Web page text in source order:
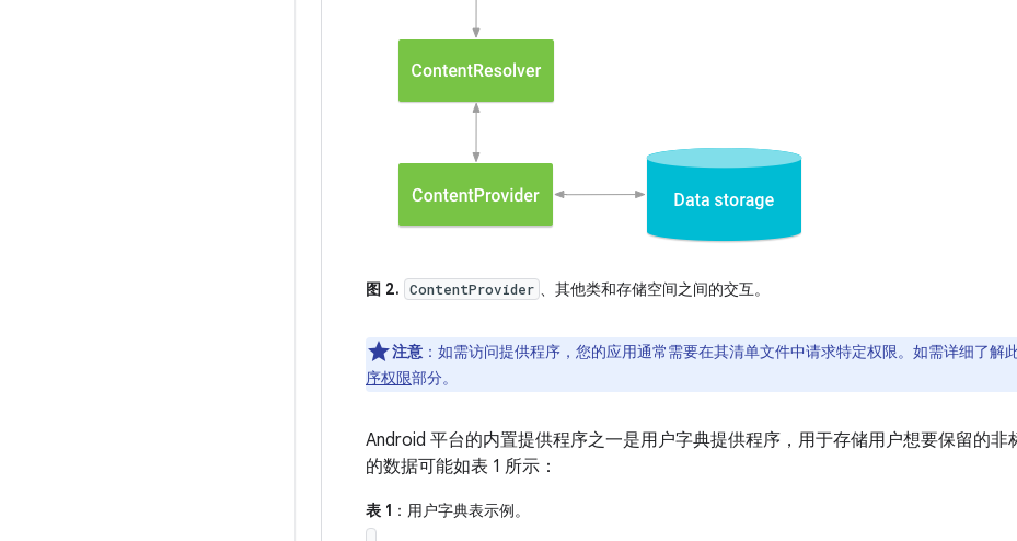
图 2. ContentProvider 、其他类和存储空间之间的交互。
注意 ：如需访问提供程序，您的应用通常需要在其清单文件中请求特定权限。如需详细了解
序权限部分。
Android 平台的内置提供程序之一是用户字典提供程序，用于存储用户想要保留的非
的数据可能如表 1 所示：
表 1 ：用户字典表示例。